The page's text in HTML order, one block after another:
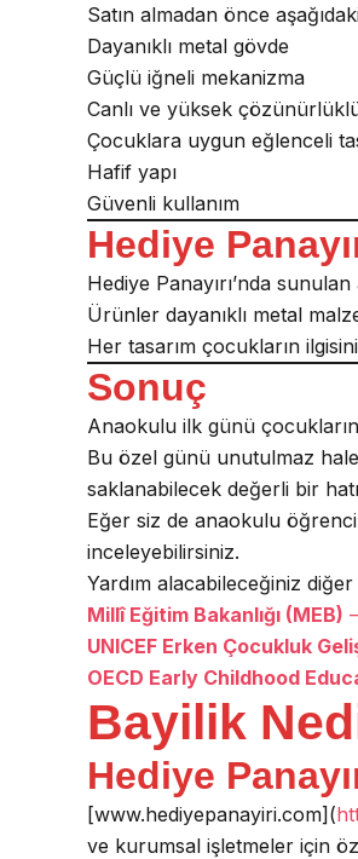
Satın almadan önce
Dayanıklı metal gövde
Güçlü iğneli mekanizma
Canlı ve yüksek
Çocuklara uygun eğlenceli
Hafif yapı
Güvenli kullanım
Hediye
Hediye Panayırı’nda
Ürünler dayanıklı metal
Her tasarım çocukların
Sonuç
Anaokulu ilk günü
Bu özel günü unutulmaz
saklanabilecek değerli bir
Eğer siz de anaokulu
inceleyebilirsiniz.
Yardım alacabileceğiniz
Millî Eğitim Bakanlığı (MEB)
UNICEF Erken Çocukluk
OECD Early Childhood
Bayilik
Hediye
[www.hediyepanayiri.com](
ve kurumsal işletmeler için